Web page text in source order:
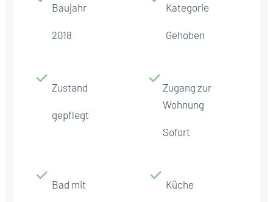
Baujahr
2018
Kategorie
Gehoben
Zustand
gepflegt
Zugang zur
Wohnung
Sofort
Bad mit Küche